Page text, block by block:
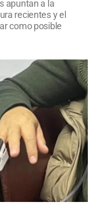
apuntan a la
recientes y el
como posible